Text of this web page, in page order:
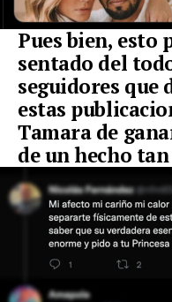
Pues bien, esto
sentado del
seguidores que
estas
Tamara de
de un hecho